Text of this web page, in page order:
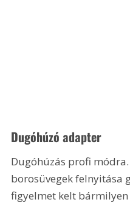
Dugóhúzó adapter
Dugóhúzás profi
borosüvegek felnyitása
figyelmet kelt bármilyen